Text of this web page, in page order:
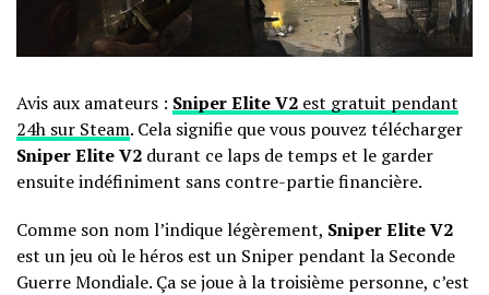
Avis aux amateurs : Sniper Elite V2 est gratuit pendant
24h sur Steam. Cela signifie que vous pouvez télécharger
Sniper Elite V2 durant ce laps de temps et le garder
ensuite indéfiniment sans contre-partie financière.
Comme son nom l’indique légèrement, Sniper Elite V2
est un jeu où le héros est un Sniper pendant la Seconde
Guerre Mondiale. Ça se joue à la troisième personne, c’est